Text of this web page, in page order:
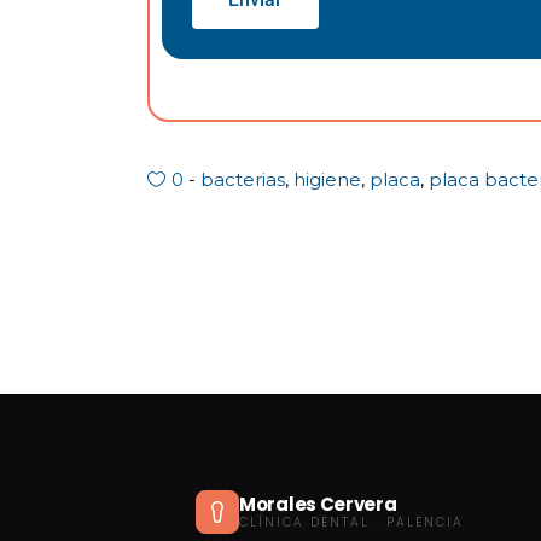
0 bacterias, higiene, placa, placa
Morales Cervera
CLÍNICA DENTAL · PALENCIA